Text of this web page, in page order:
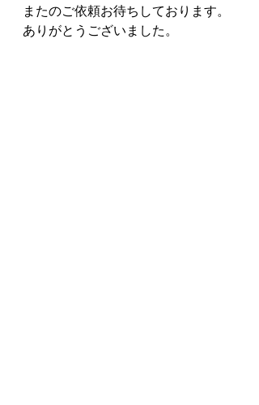
またのご依頼お待ちしております。
ありがとうございました。